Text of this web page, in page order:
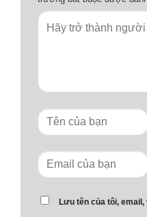
Lưu tên của tôi,